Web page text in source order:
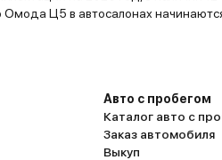
Ц5 в автосалонах
Авто с пробегом
Каталог авто с
Заказ автомобиля
Выкуп